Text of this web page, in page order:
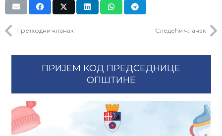
Претходни чланак Следећи чланак
ПРИЈЕМ КОД ПРЕДСЕДНИЦЕ
ОПШТИНЕ